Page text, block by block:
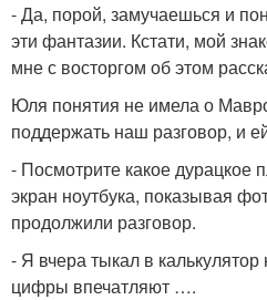
- Да, порой, замучаешься и
эти фантазии. Кстати, мой
мне с восторгом об этом
Юля понятия не имела о
поддержать наш разговор, и
- Посмотрите какое дурацкое
экран ноутбука, показывая
продолжили разговор.
- Я вчера тыкал в
цифры впечатляют ….